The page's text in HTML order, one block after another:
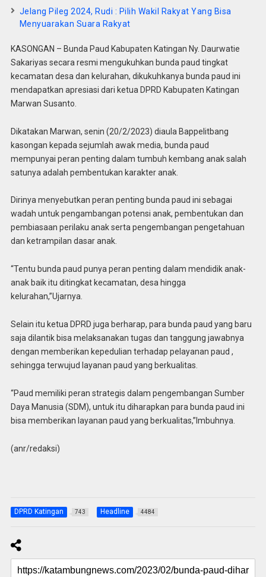
Jelang Pileg 2024, Rudi : Pilih Wakil Rakyat Yang Bisa
Menyuarakan Suara Rakyat
KASONGAN – Bunda Paud Kabupaten Katingan Ny. Daurwatie
Sakariyas secara resmi mengukuhkan bunda paud tingkat
kecamatan desa dan kelurahan, dikukuhkanya bunda paud ini
mendapatkan apresiasi dari ketua DPRD Kabupaten Katingan
Marwan Susanto.
Dikatakan Marwan, senin (20/2/2023) diaula Bappelitbang
kasongan kepada sejumlah awak media, bunda paud
mempunyai peran penting dalam tumbuh kembang anak salah
satunya adalah pembentukan karakter anak.
Dirinya menyebutkan peran penting bunda paud ini sebagai
wadah untuk pengambangan potensi anak, pembentukan dan
pembiasaan perilaku anak serta pengembangan pengetahuan
dan ketrampilan dasar anak.
“Tentu bunda paud punya peran penting dalam mendidik anak-
anak baik itu ditingkat kecamatan, desa hingga
kelurahan,”Ujarnya.
Selain itu ketua DPRD juga berharap, para bunda paud yang baru
saja dilantik bisa melaksanakan tugas dan tanggung jawabnya
dengan memberikan kepedulian terhadap pelayanan paud ,
sehingga terwujud layanan paud yang berkualitas.
“Paud memiliki peran strategis dalam pengembangan Sumber
Daya Manusia (SDM), untuk itu diharapkan para bunda paud ini
bisa memberikan layanan paud yang berkualitas,”Imbuhnya.
(anr/redaksi)
DPRD Katingan 743 Headline 4484